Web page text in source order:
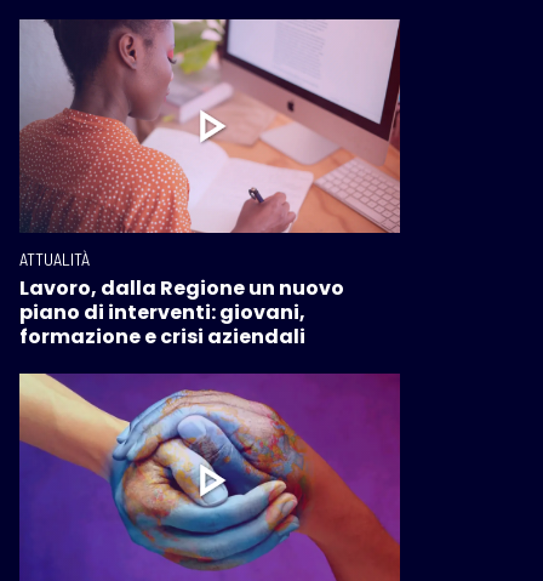
ATTUALITÀ
Lavoro, dalla Regione un nuovo
piano di interventi: giovani,
formazione e crisi aziendali